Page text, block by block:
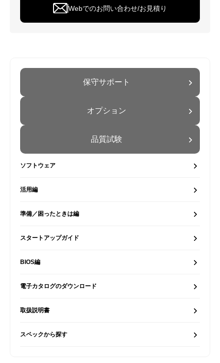
Webでのお問い合わせ/お見積り
保守サポート
オプション
品質試験
ソフトウェア
活用編
準備／困ったときは編
スタートアップガイド
BIOS編
電子カタログのダウンロード
取扱説明書
スペックから探す